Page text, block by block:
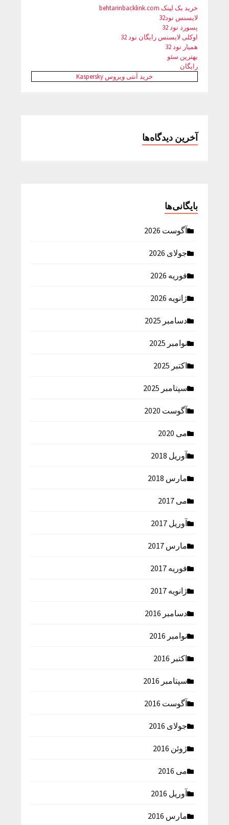
خرید بک لینک behtarinbacklink.com
لایسنس نود32
پسورد نود 32
اوکلی لایسنس رایگان نود 32
همیار نود 32
بهترین سئو
رایگان
خرید آنتی ویروس Kaspersky
آخرین دیدگاه‌ها
بایگانی‌ها
آگوست 2026
جولای 2026
فوریه 2026
ژانویه 2026
دسامبر 2025
نوامبر 2025
اکتبر 2025
سپتامبر 2025
آگوست 2020
می 2020
آوریل 2018
مارس 2018
می 2017
آوریل 2017
مارس 2017
فوریه 2017
ژانویه 2017
دسامبر 2016
نوامبر 2016
اکتبر 2016
سپتامبر 2016
آگوست 2016
جولای 2016
ژوئن 2016
می 2016
آوریل 2016
مارس 2016